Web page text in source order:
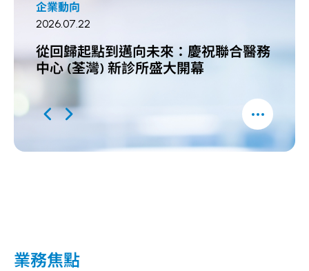
企業動向
2026.07.22
從回歸起點到邁向未來：慶祝聯合醫務
中心 (荃灣) 新診所盛大開幕
聯
業務焦點